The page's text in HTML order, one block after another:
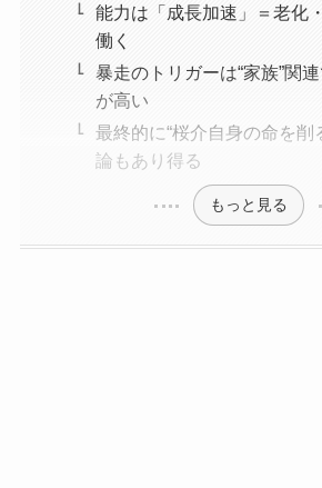
能力は「成長加速」＝老化
働く
暴走のトリガーは“家族”関
が高い
最終的に“桜介自身の命を削
論もあり得る
もっと見る